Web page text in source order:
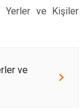
Yerler ve Kişiler
ve